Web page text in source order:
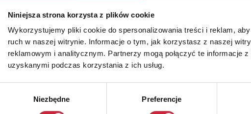
Niniejsza strona korzysta z plików cookie
Wykorzystujemy pliki cookie do spersonalizowania treści i reklam,
ruch w naszej witrynie. Informacje o tym, jak korzystasz z naszej
reklamowym i analitycznym. Partnerzy mogą połączyć te informacje
uzyskanymi podczas korzystania z ich usług.
Niezbędne Preferencje